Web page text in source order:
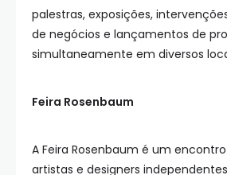
palestras, exposições,
de negócios e lançamentos de
simultaneamente em diversos
Feira Rosenbaum
A Feira Rosenbaum é um
artistas e designers